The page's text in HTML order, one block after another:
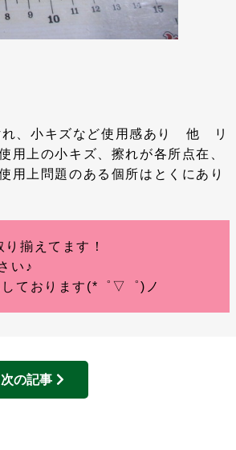
れ、小キズなど使用感あり 他 リ
用上の小キズ、擦れが各所点在、
用上問題のある個所はとくにあり
揃えてます！
い♪
ております(*゜▽゜)ノ
次の記事